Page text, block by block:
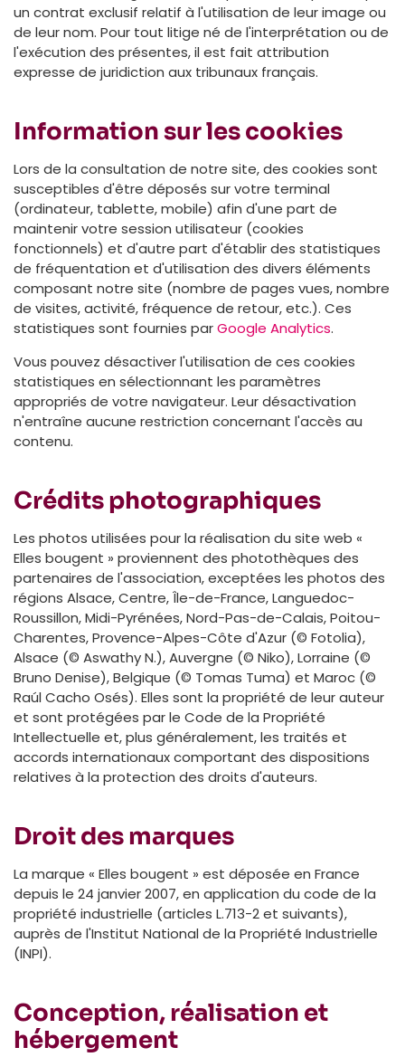
un contrat exclusif relatif à l'utilisation de leur image ou
de leur nom. Pour tout litige né de l'interprétation ou de
l'exécution des présentes, il est fait attribution
expresse de juridiction aux tribunaux français.
Information sur les cookies
Lors de la consultation de notre site, des cookies sont
susceptibles d'être déposés sur votre terminal
(ordinateur, tablette, mobile) afin d'une part de
maintenir votre session utilisateur (cookies
fonctionnels) et d'autre part d'établir des statistiques
de fréquentation et d'utilisation des divers éléments
composant notre site (nombre de pages vues, nombre
de visites, activité, fréquence de retour, etc.). Ces
statistiques sont fournies parGoogle Analytics.
Vous pouvez désactiver l'utilisation de ces cookies
statistiques en sélectionnant les paramètres
appropriés de votre navigateur. Leur désactivation
n'entraîne aucune restriction concernant l'accès au
contenu.
Crédits photographiques
Les photos utilisées pour la réalisation du site web «
Elles bougent » proviennent des photothèques des
partenaires de l'association, exceptées les photos des
régions Alsace, Centre, Île-de-France, Languedoc-
Roussillon, Midi-Pyrénées, Nord-Pas-de-Calais, Poitou-
Charentes, Provence-Alpes-Côte d'Azur (© Fotolia),
Alsace (© Aswathy N.), Auvergne (© Niko), Lorraine (©
Bruno Denise), Belgique (© Tomas Tuma) et Maroc (©
Raúl Cacho Osés). Elles sont la propriété de leur auteur
et sont protégées par le Code de la Propriété
Intellectuelle et, plus généralement, les traités et
accords internationaux comportant des dispositions
relatives à la protection des droits d'auteurs.
Droit des marques
La marque « Elles bougent » est déposée en France
depuis le 24 janvier 2007, en application du code de la
propriété industrielle (articles L.713-2 et suivants),
auprès de l'Institut National de la Propriété Industrielle
(INPI).
Conception, réalisation et
hébergement